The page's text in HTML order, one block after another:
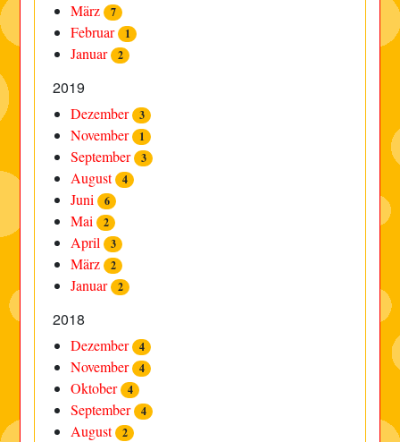
März 7
Februar 1
Januar 2
2019
Dezember 3
November 1
September 3
August 4
Juni 6
Mai 2
April 3
März 2
Januar 2
2018
Dezember 4
November 4
Oktober 4
September 4
August 2